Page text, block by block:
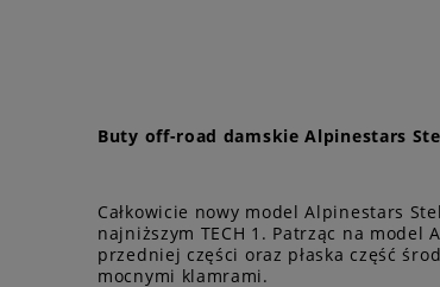
Buty off-road damskie Alpinestars
Całkowicie nowy model Alpinestars
najniższym TECH 1. Patrząc na model
przedniej części oraz płaska część
mocnymi klamrami.